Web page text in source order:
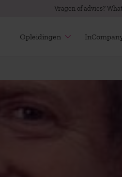
Vragen of advies?
Opleidingen